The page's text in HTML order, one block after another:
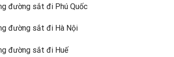
đường sắt đi Phú Quốc
đường sắt đi Hà Nội
đường sắt đi Huế